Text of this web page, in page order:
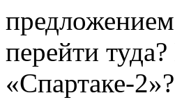
предложением
перейти
«Спартаке-2»?